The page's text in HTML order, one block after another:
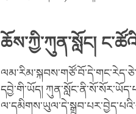
ཆོས་ཀྱི་ཀུན་སློང།
དབྱེ་གི་ཡོད།